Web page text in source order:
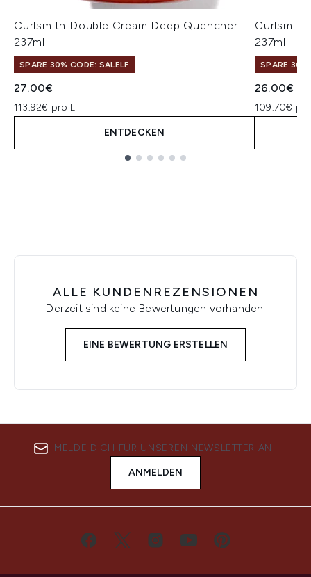
Curlsmith Double Cream Deep Quencher
237ml
SPARE 30% CODE: SALELF
27.00€
113.92€ pro L
ENTDECKEN
237ml
SPARE 30%
26.00€
109.70€
ALLE KUNDENREZENSIONEN
Derzeit sind keine Bewertungen vorhanden.
EINE BEWERTUNG ERSTELLEN
MELDE DICH FÜR UNSEREN NEWSLETTER AN
ANMELDEN